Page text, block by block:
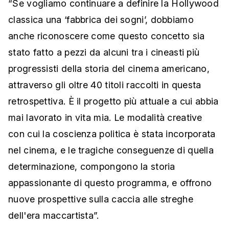
“Se vogliamo continuare a definire la Hollywood
classica una ‘fabbrica dei sogni’, dobbiamo
anche riconoscere come questo concetto sia
stato fatto a pezzi da alcuni tra i cineasti più
progressisti della storia del cinema americano,
attraverso gli oltre 40 titoli raccolti in questa
retrospettiva. È il progetto più attuale a cui abbia
mai lavorato in vita mia. Le modalità creative
con cui la coscienza politica è stata incorporata
nel cinema, e le tragiche conseguenze di quella
determinazione, compongono la storia
appassionante di questo programma, e offrono
nuove prospettive sulla caccia alle streghe
dell'era maccartista”.